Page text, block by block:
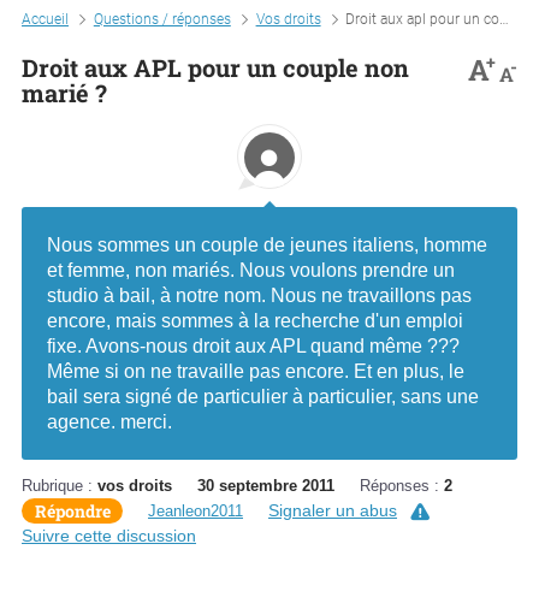
Accueil Questions / réponses Vos droits Droit aux apl pour un couple non marié ?
Droit aux APL pour un couple non
marié ?
A+A-
Nous sommes un couple de jeunes italiens, homme
et femme, non mariés. Nous voulons prendre un
studio à bail, à notre nom. Nous ne travaillons pas
encore, mais sommes à la recherche d'un emploi
fixe. Avons-nous droit aux APL quand même ???
Même si on ne travaille pas encore. Et en plus, le
bail sera signé de particulier à particulier, sans une
agence. merci.
Rubrique : vos droits 30 septembre 2011 Réponses : 2
Répondre Jeanleon2011
Signaler un abus
Suivre cette discussion